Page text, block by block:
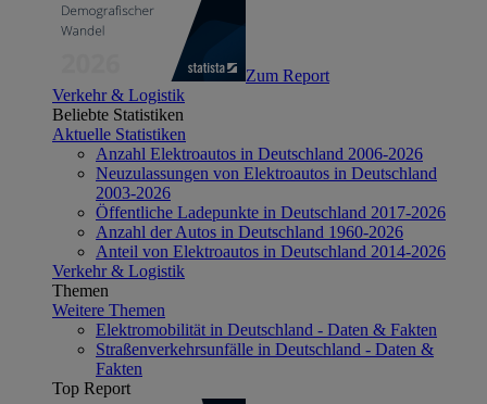
Zum Report
Verkehr & Logistik
Beliebte Statistiken
Aktuelle Statistiken
Anzahl Elektroautos in Deutschland 2006-2026
Neuzulassungen von Elektroautos in Deutschland
2003-2026
Öffentliche Ladepunkte in Deutschland 2017-2026
Anzahl der Autos in Deutschland 1960-2026
Anteil von Elektroautos in Deutschland 2014-2026
Verkehr & Logistik
Themen
Weitere Themen
Elektromobilität in Deutschland - Daten & Fakten
Straßenverkehrsunfälle in Deutschland - Daten &
Fakten
Top Report